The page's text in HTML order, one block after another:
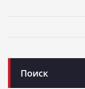
Поиск